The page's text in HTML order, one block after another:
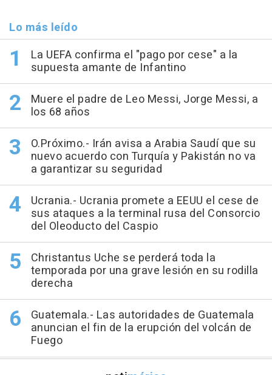
Lo más leído
La UEFA confirma el "pago por cese" a la
supuesta amante de Infantino
Muere el padre de Leo Messi, Jorge Messi, a
los 68 años
O.Próximo.- Irán avisa a Arabia Saudí que su
nuevo acuerdo con Turquía y Pakistán no va
a garantizar su seguridad
Ucrania.- Ucrania promete a EEUU el cese de
sus ataques a la terminal rusa del Consorcio
del Oleoducto del Caspio
Christantus Uche se perderá toda la
temporada por una grave lesión en su rodilla
derecha
Guatemala.- Las autoridades de Guatemala
anuncian el fin de la erupción del volcán de
Fuego